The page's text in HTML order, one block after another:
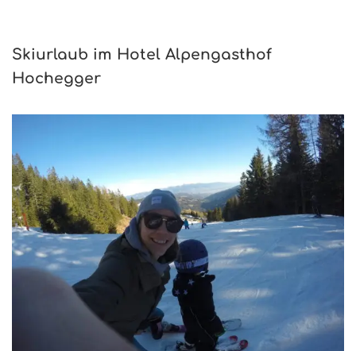
Skiurlaub im Hotel Alpengasthof
Hochegger